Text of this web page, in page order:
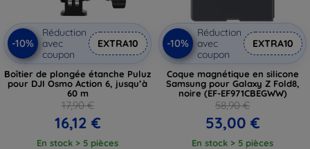
-10%
Réduction
avec
coupon
EXTRA10
Boîtier de plongée étanche Puluz
pour DJI Osmo Action 6, jusqu’à
60 m
17,90 €
16,12 €
En stock > 5 pièces
-10%
Réduction
avec
coupon
EXTRA10
Coque magnétique en silicone
Samsung pour Galaxy Z Fold8,
noire (EF-EF971CBEGWW)
58,90 €
53,00 €
En stock > 5 pièces